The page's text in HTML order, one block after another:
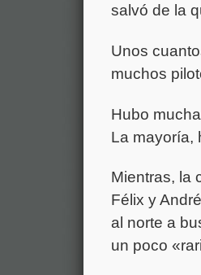
salvó de la
Unos
muchos
Hubo
La mayoría,
Mientras, la
Félix y
al norte a
un poco